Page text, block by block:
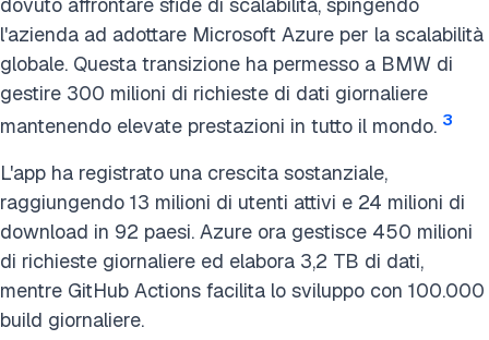
dovuto affrontare sfide di scalabilità, spingendo
l'azienda ad adottare Microsoft Azure per la scalabilità
globale. Questa transizione ha permesso a BMW di
gestire 300 milioni di richieste di dati giornaliere
mantenendo elevate prestazioni in tutto il mondo. 3
L'app ha registrato una crescita sostanziale,
raggiungendo 13 milioni di utenti attivi e 24 milioni di
download in 92 paesi. Azure ora gestisce 450 milioni
di richieste giornaliere ed elabora 3,2 TB di dati,
mentre GitHub Actions facilita lo sviluppo con 100.000
build giornaliere.